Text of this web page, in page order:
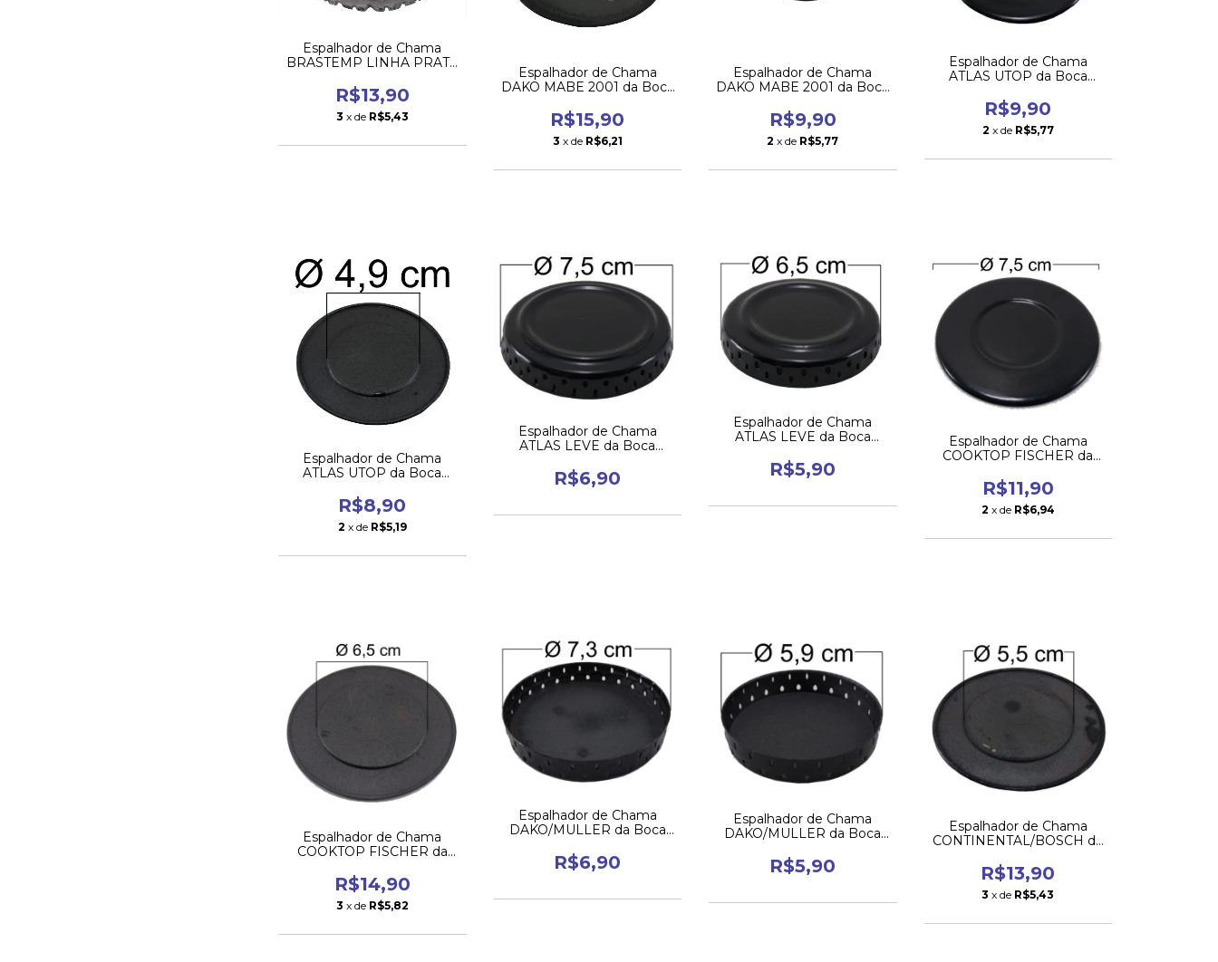
Espalhador de Chama
BRASTEMP LINHA PRATA
R$13,90
3 x de R$5,43
Espalhador de Chama
DAKO MABE 2001 da Boca
R$15,90
3 x de R$6,21
Espalhador de Chama
DAKO MABE 2001 da Boca
R$9,90
2 x de R$5,77
Espalhador de Chama
ATLAS UTOP da Boca
R$9,90
2 x de R$5,77
Espalhador de Chama
ATLAS UTOP da Boca
R$8,90
2 x de R$5,19
Espalhador de Chama
ATLAS LEVE da Boca
R$6,90
Espalhador de Chama
ATLAS LEVE da Boca
R$5,90
Espalhador de Chama
COOKTOP FISCHER da
R$11,90
2 x de R$6,94
Espalhador de Chama
COOKTOP FISCHER da
R$14,90
3 x de R$5,82
Espalhador de Chama
DAKO/MULLER da Boca
R$6,90
Espalhador de Chama
DAKO/MULLER da Boca
R$5,90
Espalhador de Chama
CONTINENTAL/BOSCH da
R$13,90
3 x de R$5,43